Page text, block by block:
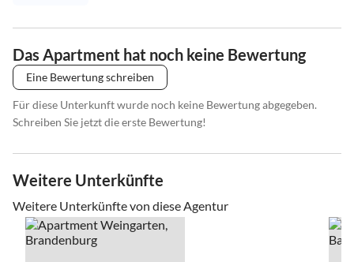
Das Apartment hat noch keine Bewertung
Eine Bewertung schreiben
Für diese Unterkunft wurde noch keine Bewertung abgegeben.
Schreiben Sie jetzt die erste Bewertung!
Weitere Unterkünfte
Weitere Unterkünfte von diese Agentur